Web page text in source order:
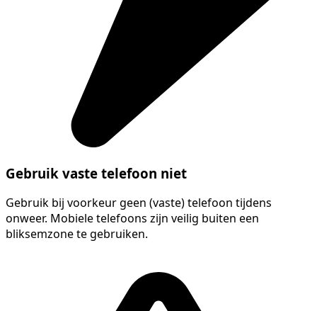
Gebruik vaste telefoon niet
Gebruik bij voorkeur geen (vaste) telefoon tijdens
onweer. Mobiele telefoons zijn veilig buiten een
bliksemzone te gebruiken.